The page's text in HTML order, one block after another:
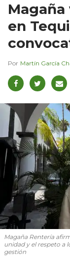
en
Martín García
Magaña Rentería
unidad y el respeto a
gestión